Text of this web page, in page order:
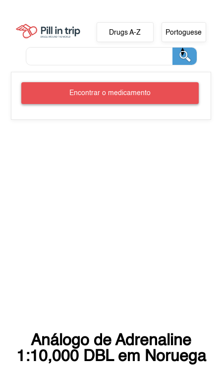
Drugs A-Z Portoguese
Encontrar o medicamento
Análogo de Adrenaline
1:10,000 DBLem Noruega